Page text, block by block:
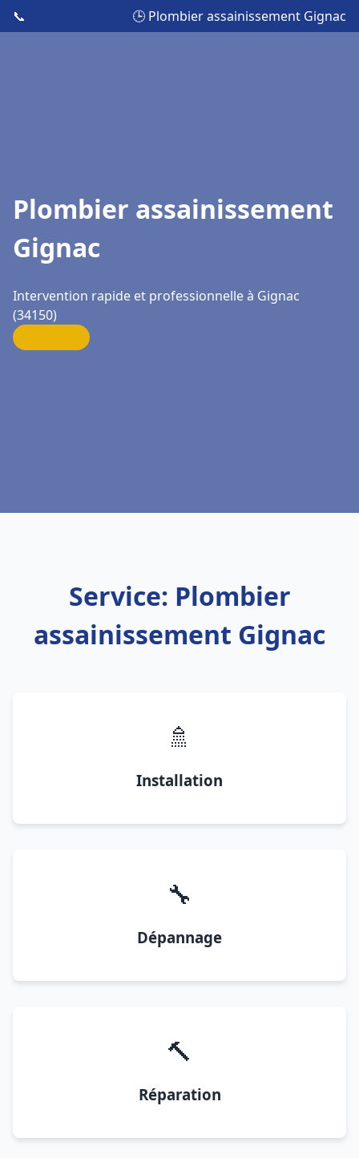
📞 🕒 Plombier assainissement Gignac
Plombier assainissement
Gignac
Intervention rapide et professionnelle à Gignac
(34150)
Service: Plombier
assainissement Gignac
🚿
Installation
🔧
Dépannage
🔨
Réparation